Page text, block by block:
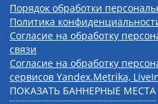
Порядок обработки
Политика
Согласие на обработку
связи
Согласие на обработку
сервисов Yandex.Metrika,
ПОКАЗАТЬ БАННЕРНЫЕ МЕСТА